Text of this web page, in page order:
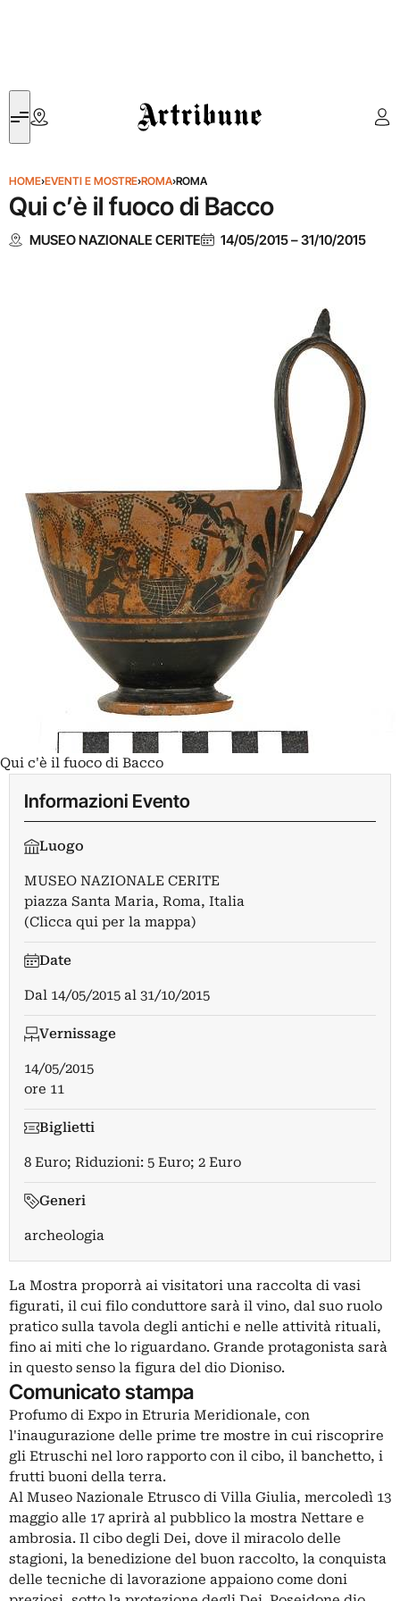
Artribune
HOME›EVENTI E MOSTRE›ROMA›ROMA
Qui c’è il fuoco di Bacco
MUSEO NAZIONALE CERITE 14/05/2015–31/10/2015
Qui c'è il fuoco di Bacco
Informazioni Evento
Luogo
MUSEO NAZIONALE CERITE
piazza Santa Maria, Roma, Italia
(Clicca qui per la mappa)
Date
Dal 14/05/2015 al 31/10/2015
Vernissage
14/05/2015
ore 11
Biglietti
8 Euro; Riduzioni: 5 Euro; 2 Euro
Generi
archeologia
La Mostra proporrà ai visitatori una raccolta di vasi
figurati, il cui filo conduttore sarà il vino, dal suo ruolo
pratico sulla tavola degli antichi e nelle attività rituali,
fino ai miti che lo riguardano. Grande protagonista sarà
in questo senso la figura del dio Dioniso.
Comunicato stampa
Profumo di Expo in Etruria Meridionale, con
l'inaugurazione delle prime tre mostre in cui riscoprire
gli Etruschi nel loro rapporto con il cibo, il banchetto, i
frutti buoni della terra.
Al Museo Nazionale Etrusco di Villa Giulia, mercoledì 13
maggio alle 17 aprirà al pubblico la mostra Nettare e
ambrosia. Il cibo degli Dei, dove il miracolo delle
stagioni, la benedizione del buon raccolto, la conquista
delle tecniche di lavorazione appaiono come doni